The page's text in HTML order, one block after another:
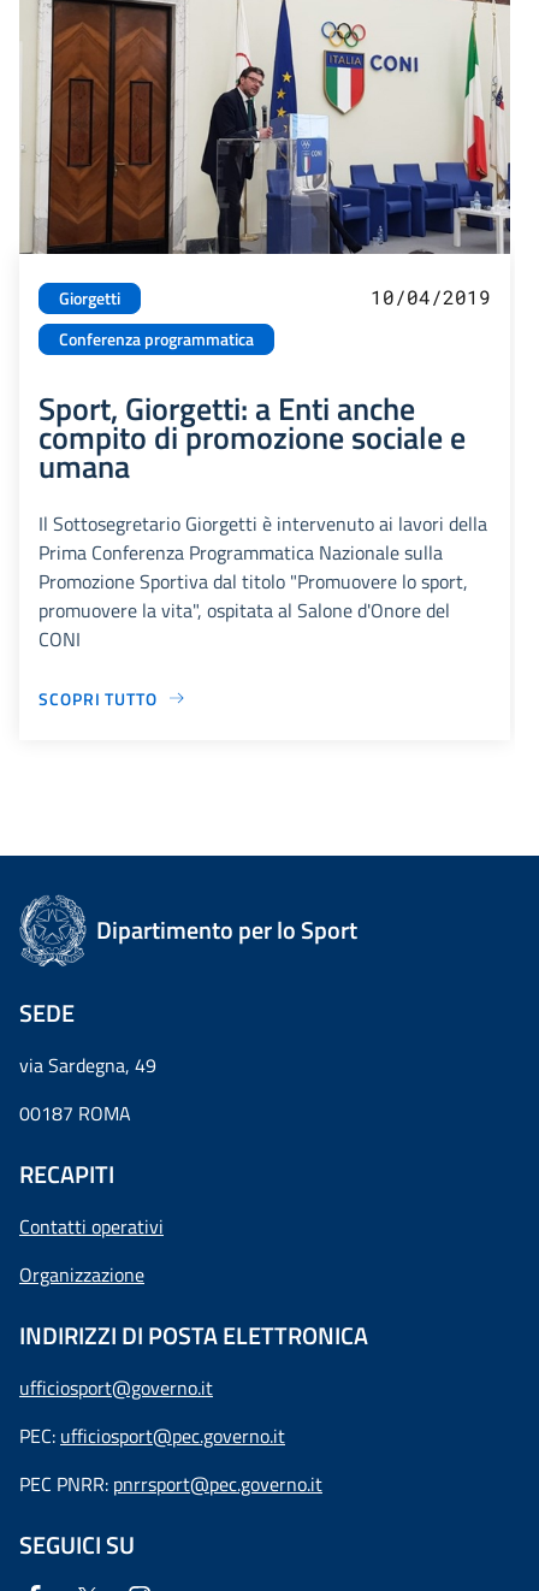
Giorgetti
Conferenza programmatica
10/04/2019
Sport, Giorgetti: a Enti anche
compito di promozione sociale e
umana
Il Sottosegretario Giorgetti è intervenuto ai lavori della
Prima Conferenza Programmatica Nazionale sulla
Promozione Sportiva dal titolo "Promuovere lo sport,
promuovere la vita", ospitata al Salone d'Onore del
CONI
SCOPRI TUTTO
Dipartimento per lo Sport
SEDE
via Sardegna, 49
00187 ROMA
RECAPITI
Contatti operativi
Organizzazione
INDIRIZZI DI POSTA ELETTRONICA
ufficiosport@governo.it
PEC: ufficiosport@pec.governo.it
PEC PNRR: pnrrsport@pec.governo.it
SEGUICI SU